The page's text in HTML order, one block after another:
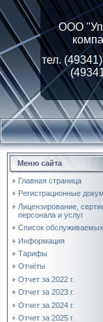
ООО
тел.
Меню сайта
Главная страница
Регистрационные
Лицензирование,
персонала и услуг
Список
Информация
Тарифы
Отчёты
Отчет за 2022 г.
Отчет за 2023 г.
Отчет за 2024 г.
Отчет за 2025 г.